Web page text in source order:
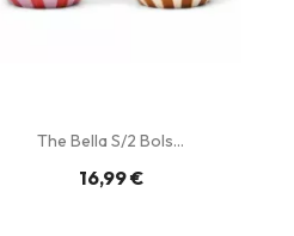
The Bella S/2 Bols...
16,99 €